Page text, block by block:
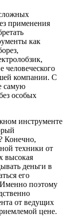
применения
как
человеческого
компании. С
самую
особых
инструменте
Конечно,
техники от
высокая
деньги в
его
поэтому
от ведущих
цене.